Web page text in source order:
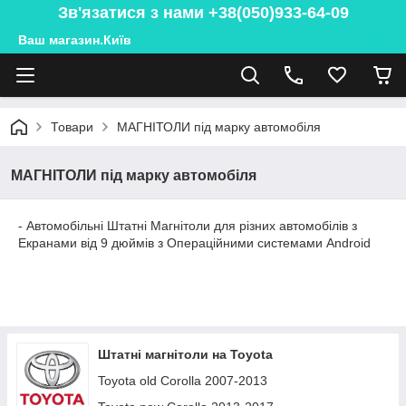
Зв'язатися з нами +38(050)933-64-09
Ваш магазин.Київ
Товари МАГНІТОЛИ під марку автомобіля
МАГНІТОЛИ під марку автомобіля
- Автомобільні Штатні Магнітоли для різних автомобілів з
Екранами від 9 дюймів з Операційними системами Android
Штатні магнітоли на Toyota
Toyota old Corolla 2007-2013